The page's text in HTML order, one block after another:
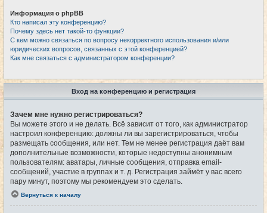
Информация о phpBB
Кто написал эту конференцию?
Почему здесь нет такой-то функции?
С кем можно связаться по вопросу некорректного использования и/или
юридических вопросов, связанных с этой конференцией?
Как мне связаться с администратором конференции?
Вход на конференцию и регистрация
Зачем мне нужно регистрироваться?
Вы можете этого и не делать. Всё зависит от того, как администратор
настроил конференцию: должны ли вы зарегистрироваться, чтобы
размещать сообщения, или нет. Тем не менее регистрация даёт вам
дополнительные возможности, которые недоступны анонимным
пользователям: аватары, личные сообщения, отправка email-
сообщений, участие в группах и т. д. Регистрация займёт у вас всего
пару минут, поэтому мы рекомендуем это сделать.
Вернуться к началу